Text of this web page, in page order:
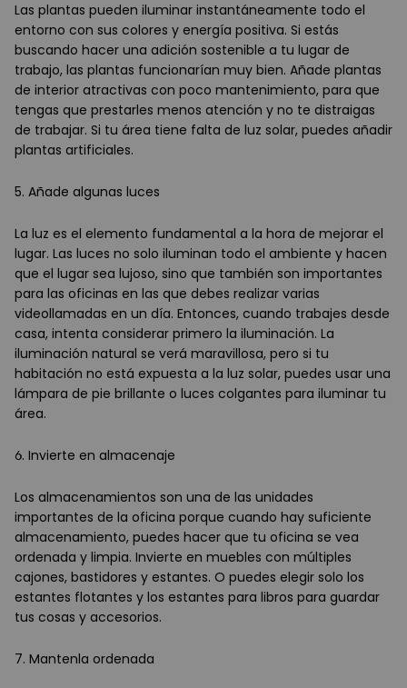
Las plantas pueden iluminar instantáneamente todo el
entorno con sus colores y energía positiva. Si estás
buscando hacer una adición sostenible a tu lugar de
trabajo, las plantas funcionarían muy bien. Añade plantas
de interior atractivas con poco mantenimiento, para que
tengas que prestarles menos atención y no te distraigas
de trabajar. Si tu área tiene falta de luz solar, puedes añadir
plantas artificiales.
5. Añade algunas luces
La luz es el elemento fundamental a la hora de mejorar el
lugar. Las luces no solo iluminan todo el ambiente y hacen
que el lugar sea lujoso, sino que también son importantes
para las oficinas en las que debes realizar varias
videollamadas en un día. Entonces, cuando trabajes desde
casa, intenta considerar primero la iluminación. La
iluminación natural se verá maravillosa, pero si tu
habitación no está expuesta a la luz solar, puedes usar una
lámpara de pie brillante o luces colgantes para iluminar tu
área.
6. Invierte en almacenaje
Los almacenamientos son una de las unidades
importantes de la oficina porque cuando hay suficiente
almacenamiento, puedes hacer que tu oficina se vea
ordenada y limpia. Invierte en muebles con múltiples
cajones, bastidores y estantes. O puedes elegir solo los
estantes flotantes y los estantes para libros para guardar
tus cosas y accesorios.
7. Mantenla ordenada